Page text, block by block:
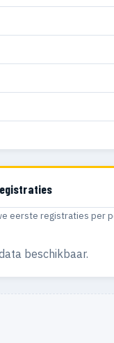
eerste registraties per
beschikbaar.